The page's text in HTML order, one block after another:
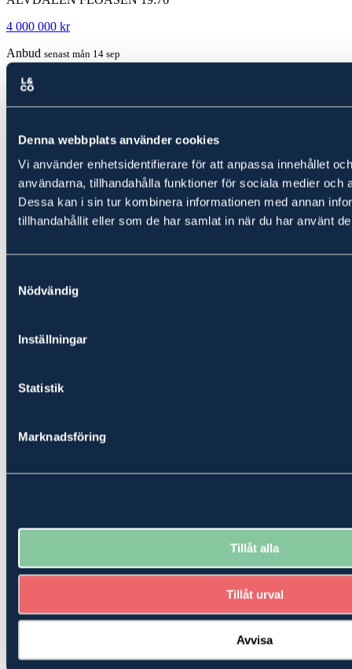
Denna webbplats använder cookies
Vi använder enhetsidentifierare för att anpassa innehållet
användarna, tillhandahålla funktioner för sociala medier och
Dessa kan i sin tur kombinera informationen med annan
tillhandahållit eller som de har samlat in när du har använt
Nödvändig
Inställningar
Statistik
Marknadsföring
Tillåt alla
Tillåt urval
Avvisa
4 000 000 kr
Anbud senast mån 14 sep
Gårdskarta
Fakta
Kolförråd
Kolförråd 85.3 ton/ha
Anbud